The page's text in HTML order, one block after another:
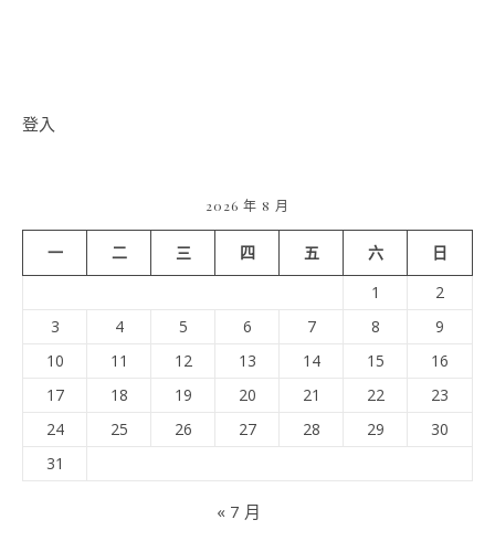
登入
2026 年 8 月
一 二 三 四 五 六
日
1
2
3
4 5 6 7 8
9
10
11 12 13 14 15
16
17
18 19 20 21 22
23
24
25 26 27 28 29
30
31
« 7 月